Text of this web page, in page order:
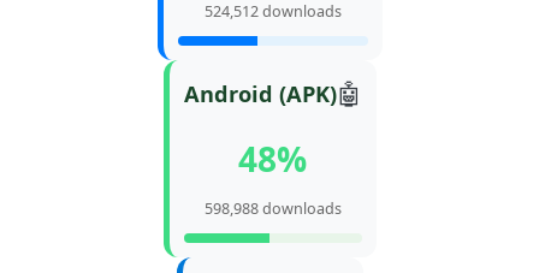
524,512 downloads
Android (APK)🤖
48%
598,988 downloads